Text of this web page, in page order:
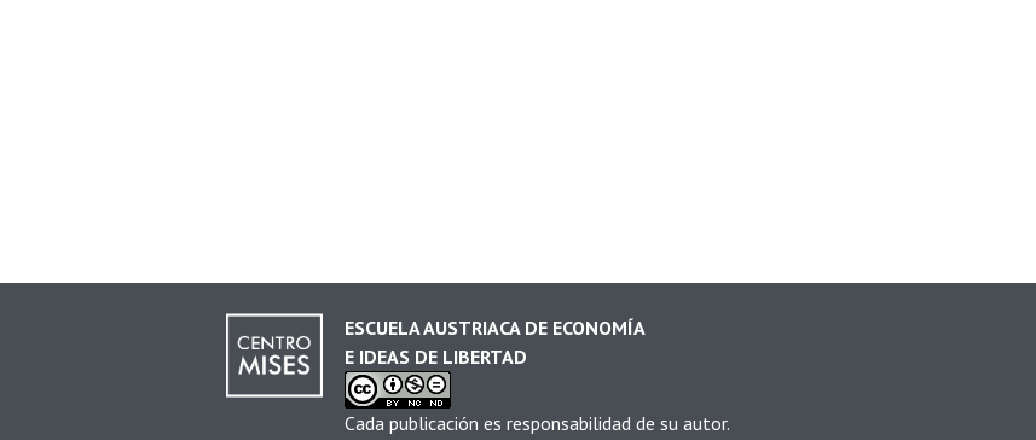
ESCUELA AUSTRIACA DE ECONOMÍA
E IDEAS DE LIBERTAD
Cada publicación es responsabilidad de su autor.